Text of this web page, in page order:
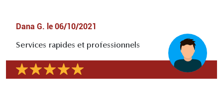
Dana G. le 06/10/2021
Services rapides et professionnels